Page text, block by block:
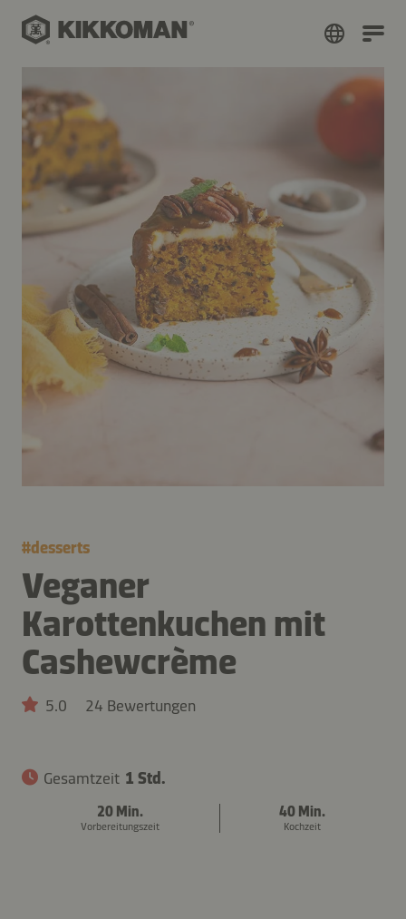
#desserts
Veganer
Karottenkuchen mit
Cashewcrème
5.0 24 Bewertungen
Gesamtzeit 1 Std.
20 Min.
Vorbereitungszeit
40 Min.
Kochzeit